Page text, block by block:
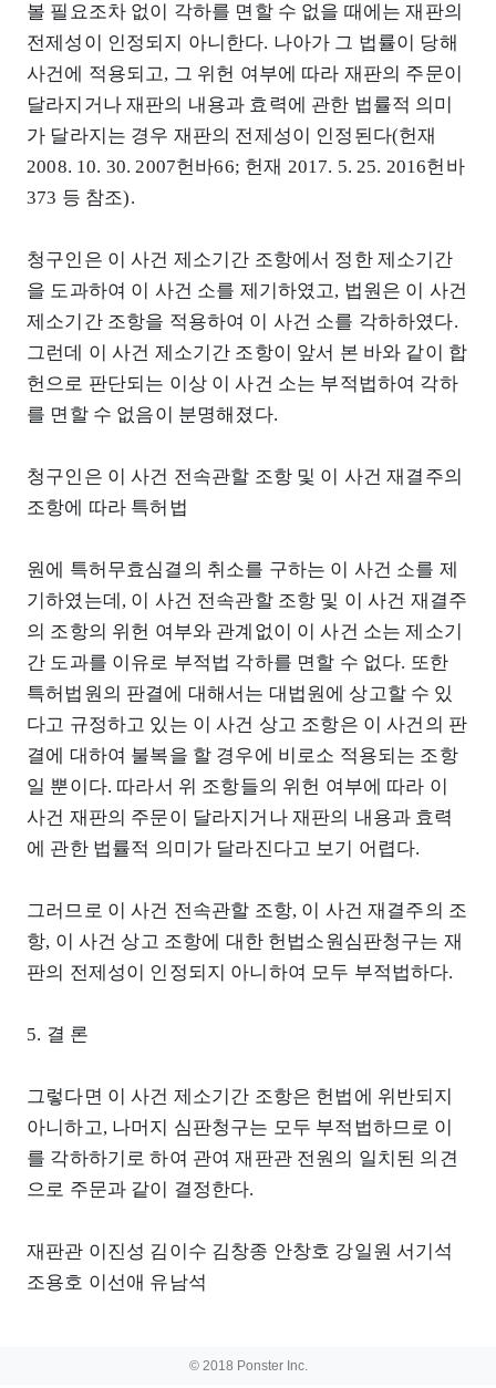
볼 필요조차 없이 각하를 면할 수 없을 때에는 재판의
전제성이 인정되지 아니한다. 나아가 그 법률이 당해
사건에 적용되고, 그 위헌 여부에 따라 재판의 주문이
달라지거나 재판의 내용과 효력에 관한 법률적 의미
가 달라지는 경우 재판의 전제성이 인정된다(헌재
2008. 10. 30. 2007헌바66; 헌재 2017. 5. 25. 2016헌바
373 등 참조).
청구인은 이 사건 제소기간 조항에서 정한 제소기간
을 도과하여 이 사건 소를 제기하였고, 법원은 이 사건
제소기간 조항을 적용하여 이 사건 소를 각하하였다.
그런데 이 사건 제소기간 조항이 앞서 본 바와 같이 합
헌으로 판단되는 이상 이 사건 소는 부적법하여 각하
를 면할 수 없음이 분명해졌다.
청구인은 이 사건 전속관할 조항 및 이 사건 재결주의
조항에 따라 특허법
원에 특허무효심결의 취소를 구하는 이 사건 소를 제
기하였는데, 이 사건 전속관할 조항 및 이 사건 재결주
의 조항의 위헌 여부와 관계없이 이 사건 소는 제소기
간 도과를 이유로 부적법 각하를 면할 수 없다. 또한
특허법원의 판결에 대해서는 대법원에 상고할 수 있
다고 규정하고 있는 이 사건 상고 조항은 이 사건의 판
결에 대하여 불복을 할 경우에 비로소 적용되는 조항
일 뿐이다. 따라서 위 조항들의 위헌 여부에 따라 이
사건 재판의 주문이 달라지거나 재판의 내용과 효력
에 관한 법률적 의미가 달라진다고 보기 어렵다.
그러므로 이 사건 전속관할 조항, 이 사건 재결주의 조
항, 이 사건 상고 조항에 대한 헌법소원심판청구는 재
판의 전제성이 인정되지 아니하여 모두 부적법하다.
5. 결 론
그렇다면 이 사건 제소기간 조항은 헌법에 위반되지
아니하고, 나머지 심판청구는 모두 부적법하므로 이
를 각하하기로 하여 관여 재판관 전원의 일치된 의견
으로 주문과 같이 결정한다.
재판관 이진성 김이수 김창종 안창호 강일원 서기석
조용호 이선애 유남석
© 2018 Ponster Inc.